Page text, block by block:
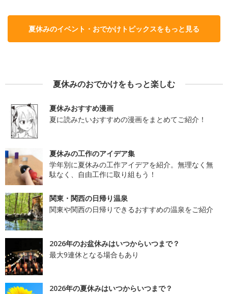
夏休みのイベント・おでかけトピックスをもっと見る
夏休みのおでかけをもっと楽しむ
夏休みおすすめ漫画
夏に読みたいおすすめの漫画をまとめてご紹介！
夏休みの工作のアイデア集
学年別に夏休みの工作アイデアを紹介。無理なく無
駄なく、自由工作に取り組もう！
関東・関西の日帰り温泉
関東や関西の日帰りできるおすすめの温泉をご紹介
2026年のお盆休みはいつからいつまで？
最大9連休となる場合もあり
2026年の夏休みはいつからいつまで？